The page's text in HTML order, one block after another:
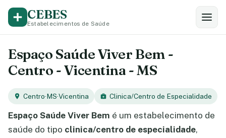
CEBES
Estabelecimentos de Saúde
Espaço Saúde Viver Bem -
Centro - Vicentina - MS
Centro·MS·Vicentina Clinica/Centro de Especialidade
Espaço Saúde Viver Bem é um estabelecimento de
saúde do tipo clinica/centro de especialidade,